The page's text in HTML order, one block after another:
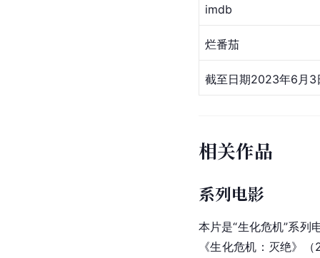
imdb
烂番茄
截至日期2023年6月3
相关作品
系列电影
本片是“生化危机”系列
《生化危机：灭绝》（